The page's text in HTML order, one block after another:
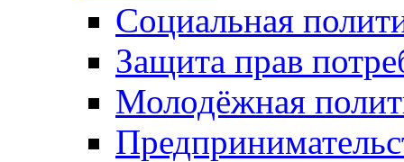
Социальная
Защита прав
Молодёжная